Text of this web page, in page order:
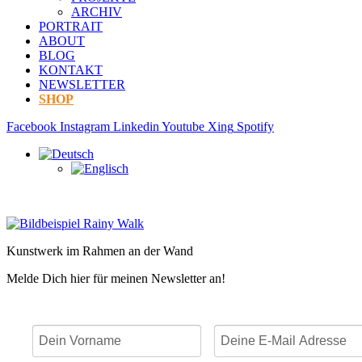
ARCHIV
PORTRAIT
ABOUT
BLOG
KONTAKT
NEWSLETTER
SHOP
Facebook Instagram Linkedin Youtube Xing Spotify
Kunstwerk im Rahmen an der Wand
Melde Dich hier für meinen Newsletter an!